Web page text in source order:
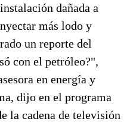
dañada a
más lodo y
un reporte del
con el petróleo?",
en energía y
dijo en el programa
la cadena de televisión